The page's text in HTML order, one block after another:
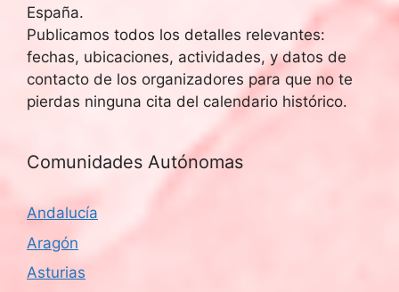
España.
Publicamos todos los detalles relevantes:
fechas, ubicaciones, actividades, y datos de
contacto de los organizadores para que no te
pierdas ninguna cita del calendario histórico.
Comunidades Autónomas
Andalucía
Aragón
Asturias